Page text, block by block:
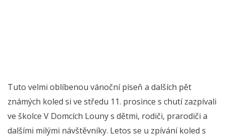
Tuto velmi oblíbenou vánoční píseň a dalších pět
známých koled si ve středu 11. prosince s chutí zazpívali
ve školce V Domcích Louny s dětmi, rodiči, prarodiči a
dalšími milými návštěvníky. Letos se u zpívání koled s